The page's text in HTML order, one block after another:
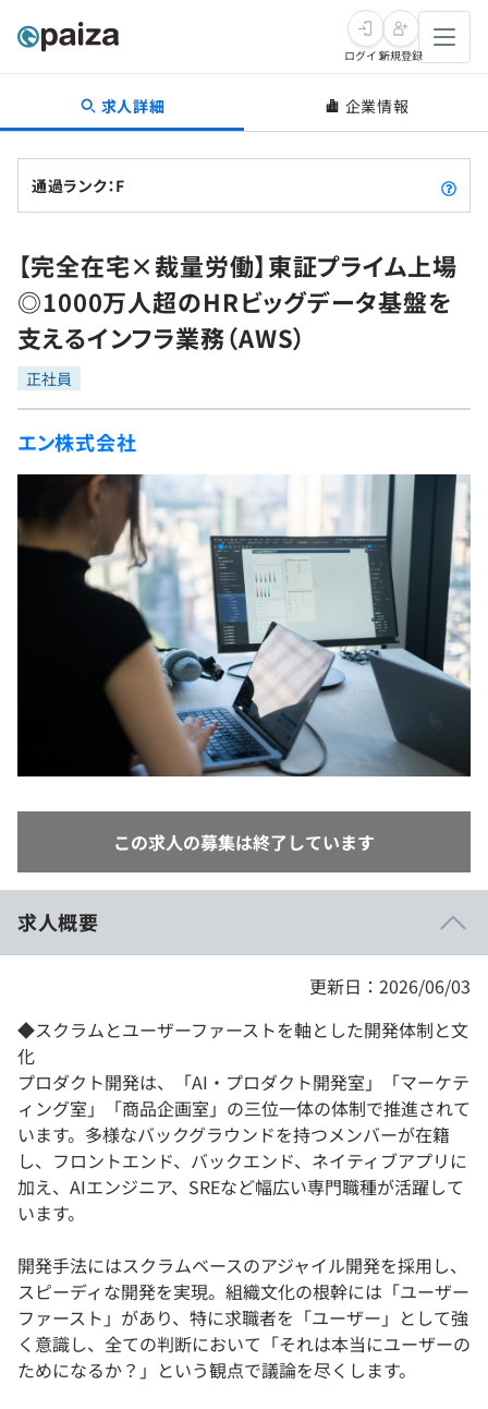
転職・キャリア
転職成功ガイド
転職エージェント
インタビュー
転職成功ガイド
新卒就活
求人検索
本選考
インターン
新卒エージェント
イベント・セミナー
インタビュー
学習
問題集
4択課題
ナレッジ
リファレンス
個人向けプラン
法人向けプラン
学校向けプラン
プログラミング言語
評価結果一覧
再チャレンジ結果一覧
ゲーム・マンガ
Tech Team Journal
paiza times
paizaとは？
ログイン新規登録
求人詳細 企業情報
通過ランク：F
【完全在宅×裁量労働】東証プライム上場
◎1000万人超のHRビッグデータ基盤を
支えるインフラ業務（AWS）
正社員
エン株式会社
この求人の募集は終了しています
求人概要
更新日：2026/06/03
◆スクラムとユーザーファーストを軸とした開発体制と文
化
プロダクト開発は、「AI・プロダクト開発室」「マーケテ
ィング室」「商品企画室」の三位一体の体制で推進されて
います。多様なバックグラウンドを持つメンバーが在籍
し、フロントエンド、バックエンド、ネイティブアプリに
加え、AIエンジニア、SREなど幅広い専門職種が活躍して
います。
開発手法にはスクラムベースのアジャイル開発を採用し、
スピーディな開発を実現。組織文化の根幹には「ユーザー
ファースト」があり、特に求職者を「ユーザー」として強
く意識し、全ての判断において「それは本当にユーザーの
ためになるか？」という観点で議論を尽くします。